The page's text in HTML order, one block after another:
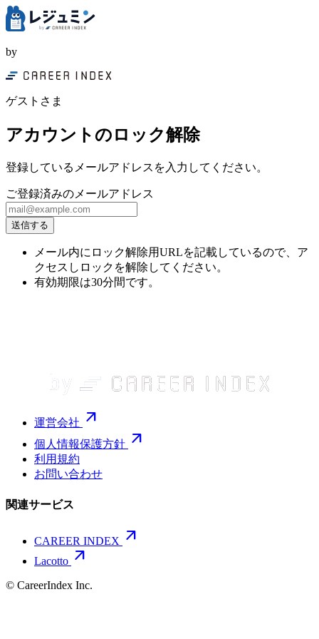
by
ゲストさま
アカウントのロック解除
登録しているメールアドレスを入力してください。
ご登録済みのメールアドレス
メール内にロック解除用URLを記載しているので、ア
クセスしロックを解除してください。
有効期限は30分間です。
運営会社 arrow_outward
個人情報保護方針 arrow_outward
利用規約
お問い合わせ
関連サービス
CAREER INDEX arrow_outward
Lacotto arrow_outward
© CareerIndex Inc.